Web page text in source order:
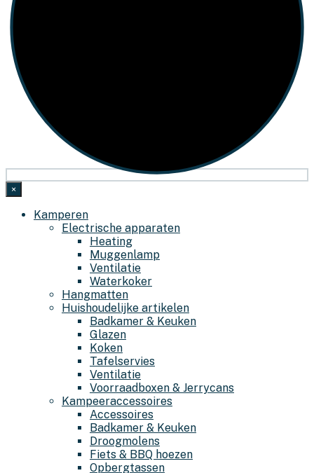
×
Kamperen
Electrische apparaten
Heating
Muggenlamp
Ventilatie
Waterkoker
Hangmatten
Huishoudelijke artikelen
Badkamer & Keuken
Glazen
Koken
Tafelservies
Ventilatie
Voorraadboxen & Jerrycans
Kampeeraccessoires
Accessoires
Badkamer & Keuken
Droogmolens
Fiets & BBQ hoezen
Opbergtassen